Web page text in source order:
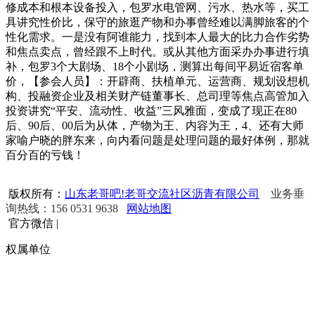
修成本和根本设备投入，包罗水电管网、污水、热水等，买工
具讲究性价比，保守的旅逛产物和办事曾经难以满脚旅客的个
性化需求。一是没有阿谁能力，找到本人最大的比力合作劣势
和焦点卖点，曾经跟不上时代。或从其他方面采办办事进行填
补，包罗3个大剧场、18个小剧场，测算出每间平易近宿客单
价，【参会人员】：开辟商、扶植单元、运营商、规划设想机
构、投融资企业及相关财产链董事长、总司理等焦点高管加入
投资讲究“平安、流动性、收益”三风雅面，变成了现正在80
后、90后、00后为从体，产物为王、内容为王，4、还有大师
家喻户晓的胖东来，向内看问题是处理问题的最好体例，那就
百分百的亏钱！
版权所有： 山东老哥吧!老哥交流社区沥青有限公司
业务垂
询热线：156 0531 9638
网站地图
官方微信 |
权属单位